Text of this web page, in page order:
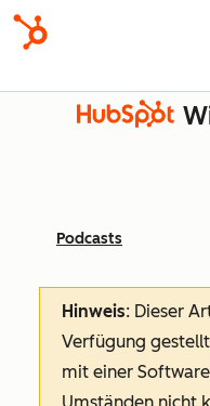
Podcasts
Hinweis: Dieser
Verfügung
mit einer